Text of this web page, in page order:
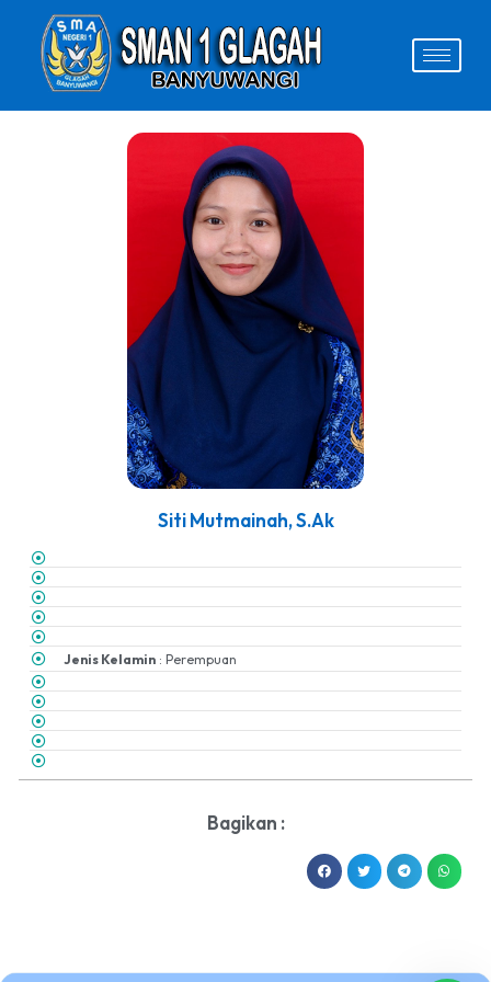
Siti Mutmainah, S.Ak
Jenis Kelamin : Perempuan
Bagikan :